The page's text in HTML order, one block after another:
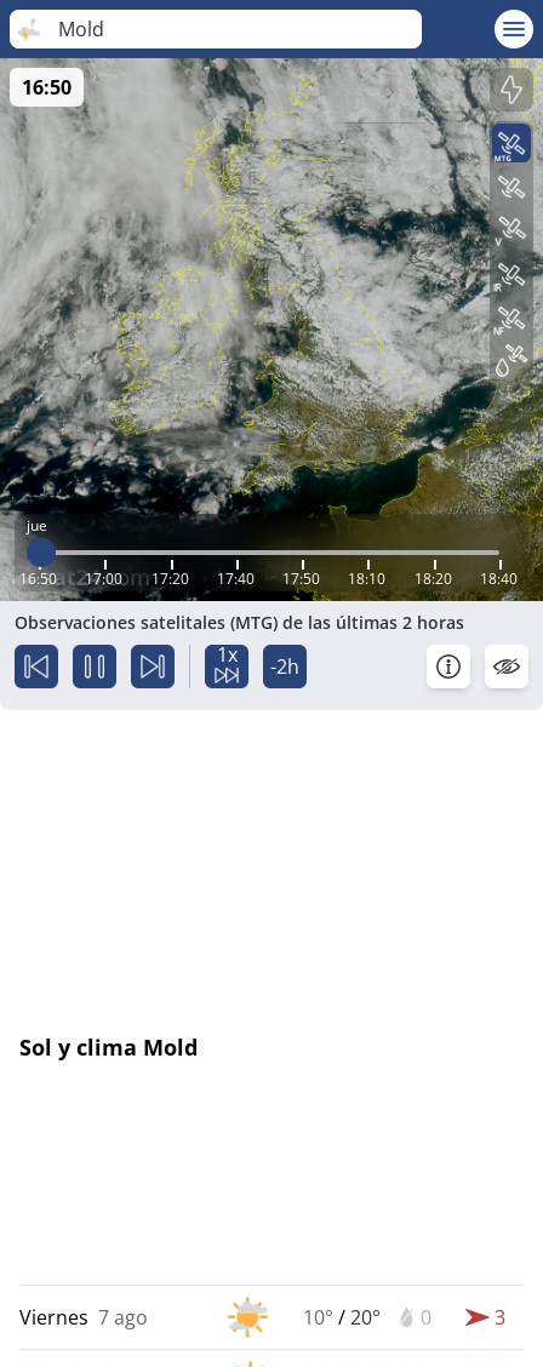
Mold
jue
16:50 17:00 17:20 17:40 17:50 18:10 18:20 18:40
16:50
Observaciones satelitales (MTG) de las últimas 2 horas
1x -2h
Sol y clima Mold
Viernes 7 ago 10° /20° 0 3